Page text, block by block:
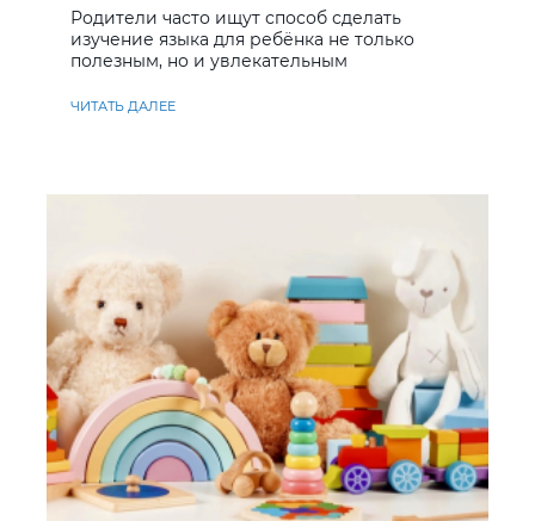
Родители часто ищут способ сделать
изучение языка для ребёнка не только
полезным, но и увлекательным
ЧИТАТЬ ДАЛЕЕ